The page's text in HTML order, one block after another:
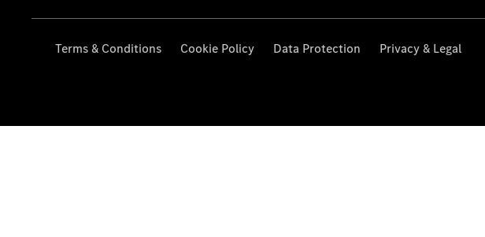
Terms & Conditions Cookie Policy Data Protection Privacy & Legal